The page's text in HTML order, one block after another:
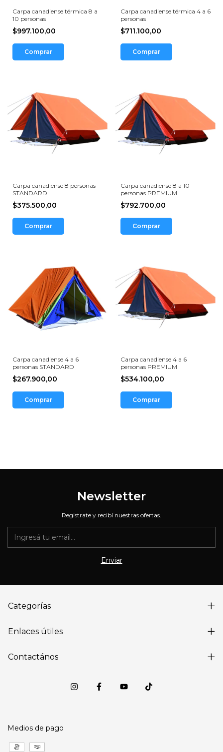
Carpa canadiense térmica 8 a
10 personas
$997.100,00
Comprar
Carpa canadiense térmica 4 a 6
personas
$711.100,00
Comprar
Carpa canadiense 8 personas
STANDARD
$375.500,00
Comprar
Carpa canadiense 8 a 10
personas PREMIUM
$792.700,00
Comprar
Carpa canadiense 4 a 6
personas STANDARD
$267.900,00
Comprar
Carpa canadiense 4 a 6
personas PREMIUM
$534.100,00
Comprar
Newsletter
Registrate y recibí nuestras ofertas.
Categorías
Enlaces útiles
Contactános
Medios de pago